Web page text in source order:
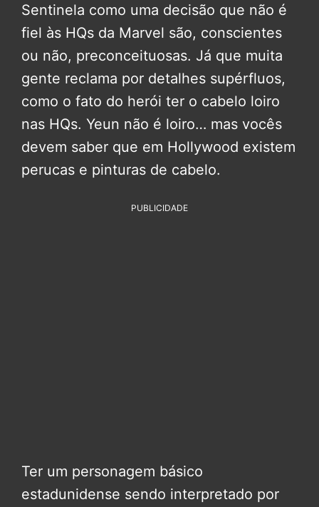
Sentinela como uma decisão que não é
fiel às HQs da Marvel são, conscientes
ou não, preconceituosas. Já que muita
gente reclama por detalhes supérfluos,
como o fato do herói ter o cabelo loiro
nas HQs. Yeun não é loiro… mas vocês
devem saber que em Hollywood existem
perucas e pinturas de cabelo.
PUBLICIDADE
Ter um personagem básico
estadunidense sendo interpretado por